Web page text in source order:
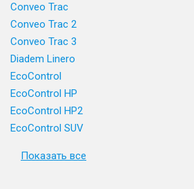
Conveo Trac
Conveo Trac 2
Conveo Trac 3
Diadem Linero
EcoControl
EcoControl HP
EcoControl HP2
EcoControl SUV
Показать все